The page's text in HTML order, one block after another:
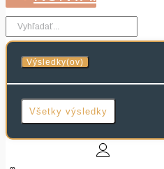
Search
...
Výsledky(ov)
Všetky výsledky